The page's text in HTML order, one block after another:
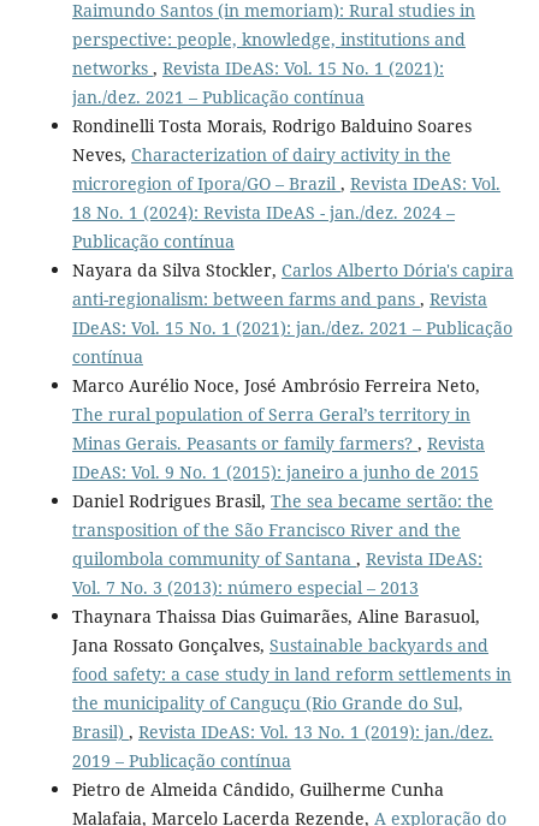
Raimundo Santos (in memoriam): Rural studies in
perspective: people, knowledge, institutions and
networks , Revista IDeAS: Vol. 15 No. 1 (2021):
jan./dez. 2021 – Publicação contínua
Rondinelli Tosta Morais, Rodrigo Balduino Soares
Neves, Characterization of dairy activity in the
microregion of Ipora/GO – Brazil , Revista IDeAS: Vol.
18 No. 1 (2024): Revista IDeAS - jan./dez. 2024 –
Publicação contínua
Nayara da Silva Stockler, Carlos Alberto Dória's capira
anti-regionalism: between farms and pans , Revista
IDeAS: Vol. 15 No. 1 (2021): jan./dez. 2021 – Publicação
contínua
Marco Aurélio Noce, José Ambrósio Ferreira Neto,
The rural population of Serra Geral’s territory in
Minas Gerais. Peasants or family farmers? , Revista
IDeAS: Vol. 9 No. 1 (2015): janeiro a junho de 2015
Daniel Rodrigues Brasil, The sea became sertão: the
transposition of the São Francisco River and the
quilombola community of Santana , Revista IDeAS:
Vol. 7 No. 3 (2013): número especial – 2013
Thaynara Thaissa Dias Guimarães, Aline Barasuol,
Jana Rossato Gonçalves, Sustainable backyards and
food safety: a case study in land reform settlements in
the municipality of Canguçu (Rio Grande do Sul,
Brasil) , Revista IDeAS: Vol. 13 No. 1 (2019): jan./dez.
2019 – Publicação contínua
Pietro de Almeida Cândido, Guilherme Cunha
Malafaia, Marcelo Lacerda Rezende, A exploração do